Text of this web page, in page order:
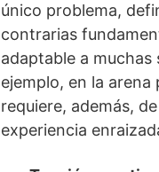
único problema,
contrarias
adaptable a
ejemplo, en la
requiere, además,
experiencia